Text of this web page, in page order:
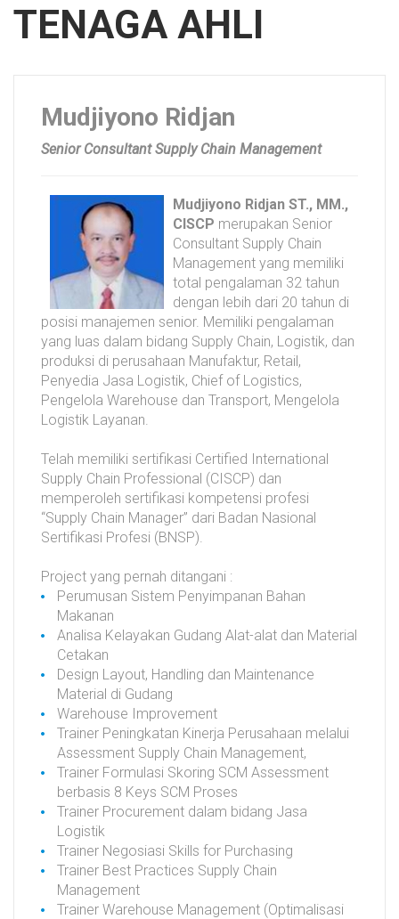
TENAGA AHLI
Mudjiyono Ridjan
Senior Consultant Supply Chain Management
Mudjiyono Ridjan ST., MM.,
CISCP merupakan Senior
Consultant Supply Chain
Management yang memiliki
total pengalaman 32 tahun
dengan lebih dari 20 tahun di
posisi manajemen senior. Memiliki pengalaman
yang luas dalam bidang Supply Chain, Logistik, dan
produksi di perusahaan Manufaktur, Retail,
Penyedia Jasa Logistik, Chief of Logistics,
Pengelola Warehouse dan Transport, Mengelola
Logistik Layanan.
Telah memiliki sertifikasi Certified International
Supply Chain Professional (CISCP) dan
memperoleh sertifikasi kompetensi profesi
“Supply Chain Manager” dari Badan Nasional
Sertifikasi Profesi (BNSP).
Project yang pernah ditangani :
Perumusan Sistem Penyimpanan Bahan
Makanan
Analisa Kelayakan Gudang Alat-alat dan Material
Cetakan
Design Layout, Handling dan Maintenance
Material di Gudang
Warehouse Improvement
Trainer Peningkatan Kinerja Perusahaan melalui
Assessment Supply Chain Management,
Trainer Formulasi Skoring SCM Assessment
berbasis 8 Keys SCM Proses
Trainer Procurement dalam bidang Jasa
Logistik
Trainer Negosiasi Skills for Purchasing
Trainer Best Practices Supply Chain
Management
Trainer Warehouse Management (Optimalisasi